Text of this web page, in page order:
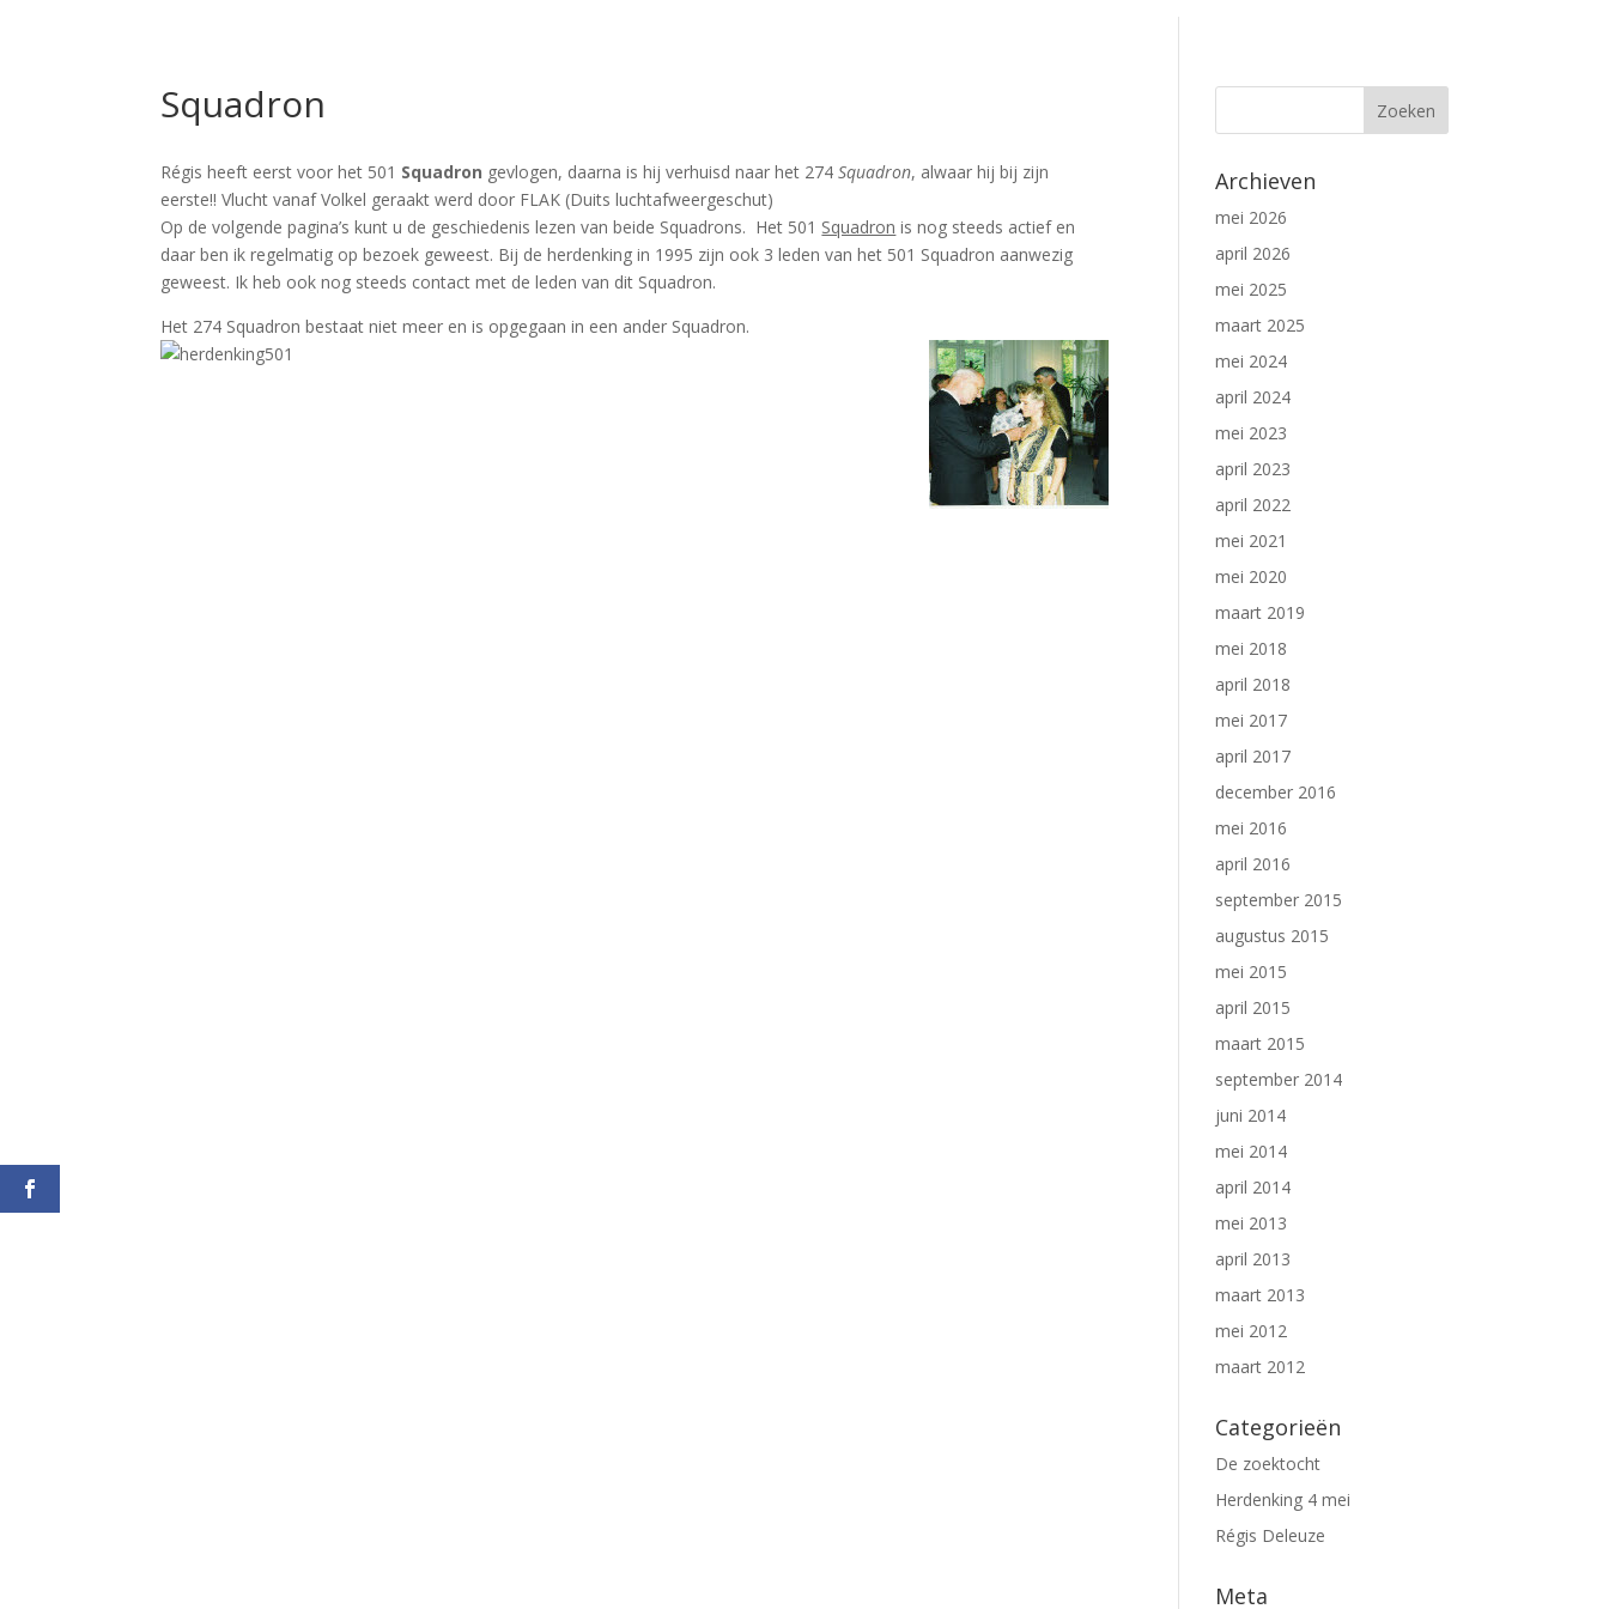
Squadron
Régis heeft eerst voor het 501 Squadron gevlogen, daarna is hij verhuisd naar het 274Squadron, alwaar hij bij zijn
eerste!!Vlucht vanaf Volkel geraakt werd door FLAK (Duitsluchtafweergeschut)
Op de volgende pagina’s kunt u de geschiedenis lezen van beide Squadrons. Het 501 Squadron is nog steeds actief en
daar ben ik regelmatig op bezoek geweest. Bij de herdenking in 1995 zijn ook 3 leden van het 501 Squadron aanwezig
geweest. Ikheb ook nog steeds contact met de leden van dit Squadron.
Het 274 Squadronbestaat niet meer en is opgegaan in een ander Squadron.
Archieven
mei 2026
april 2026
mei 2025
maart 2025
mei 2024
april 2024
mei 2023
april 2023
april 2022
mei 2021
mei 2020
maart 2019
mei 2018
april 2018
mei 2017
april 2017
december 2016
mei 2016
april 2016
september 2015
augustus 2015
mei 2015
april 2015
maart 2015
september 2014
juni 2014
mei 2014
april 2014
mei 2013
april 2013
maart 2013
mei 2012
maart 2012
Categorieën
De zoektocht
Herdenking 4 mei
Régis Deleuze
Meta